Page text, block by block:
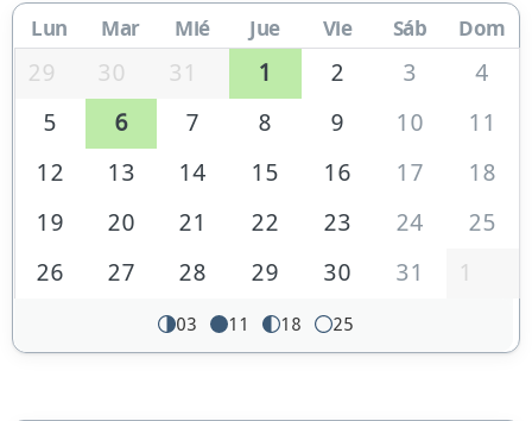
Lun Mar Mié Jue Vie Sáb Dom
29 30 31 1 2 3
4
5
6 7 8 9 10
11
12
13 14 15 16 17
18
19
20 21 22 23 24
25
26
27 28 29 30 31 1
03 11 18 25